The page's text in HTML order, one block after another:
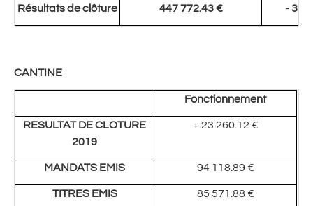
Résultats de clôture 447 772.43 € - 397
CANTINE
Fonctionnement
RESULTAT DE CLOTURE
2019
+ 23 260.12 €
MANDATS EMIS 94 118.89 €
TITRES EMIS 85 571.88 €